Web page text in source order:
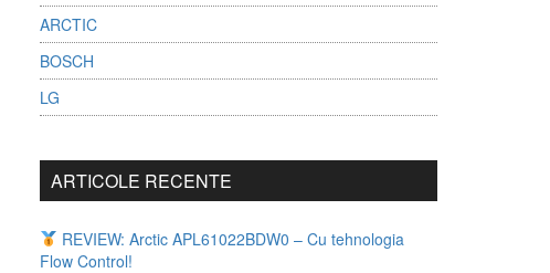
ARCTIC
BOSCH
LG
ARTICOLE RECENTE
REVIEW: Arctic APL61022BDW0 – Cu tehnologia
Flow Control!